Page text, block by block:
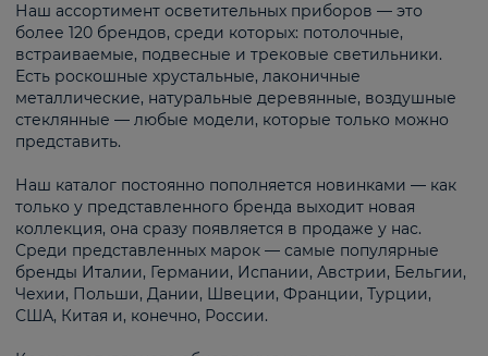
Наш ассортимент осветительных приборов — это
более 120 брендов, среди которых: потолочные,
встраиваемые, подвесные и трековые светильники.
Есть роскошные хрустальные, лаконичные
металлические, натуральные деревянные, воздушные
стеклянные — любые модели, которые только можно
представить.
Наш каталог постоянно пополняется новинками — как
только у представленного бренда выходит новая
коллекция, она сразу появляется в продаже у нас.
Среди представленных марок — самые популярные
бренды Италии, Германии, Испании, Австрии, Бельгии,
Чехии, Польши, Дании, Швеции, Франции, Турции,
США, Китая и, конечно, России.